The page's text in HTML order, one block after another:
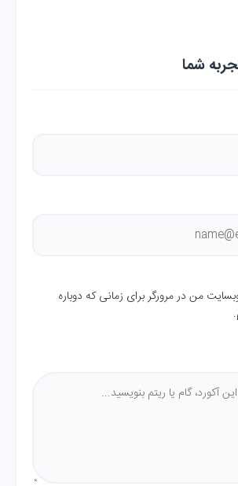
شما
من در مرورگر برای زمانی که دوباره